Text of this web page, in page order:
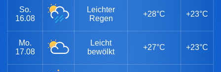
So.
16.08
Leichter
Regen
+28°C +23°C
Mo.
17.08
Leicht
bewölkt
+27°C +23°C